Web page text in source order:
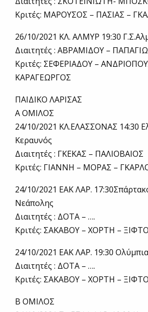
Κριτές: ΜΑΡΟΥΣΟΣ – ΠΑΣΙΑΣ –
26/10/2021 ΚΛ. ΑΛΜΥΡ 19:30
Διαιτητές : ΑΒΡΑΜΙΔΟΥ –
Κριτές: ΣΕΦΕΡΙΑΔΟΥ –
ΚΑΡΑΓΕΩΡΓΟΣ
ΠΑΙΔΙΚΟ ΛΑΡΙΣΑΣ
Α ΟΜΙΛΟΣ
24/10/2021 ΚΛ.ΕΛΑΣΣΟΝΑΣ 14:30
Κεραυνός
Διαιτητές : ΓΚΕΚΑΣ – ΠΑΛΙΟΒΑΙΟΣ
Κριτές: ΓΙΑΝΝΗ – ΜΟΡΑΣ –
24/10/2021 ΕΑΚ ΛΑΡ.
Νεάπολης
Διαιτητές : ΔΟΤΑ – ….
Κριτές: ΣΑΚΑΒΟΥ – ΧΟΡΤΗ –
24/10/2021 ΕΑΚ ΛΑΡ. 19:30
Διαιτητές : ΔΟΤΑ – ….
Κριτές: ΣΑΚΑΒΟΥ – ΧΟΡΤΗ –
Β ΟΜΙΛΟΣ